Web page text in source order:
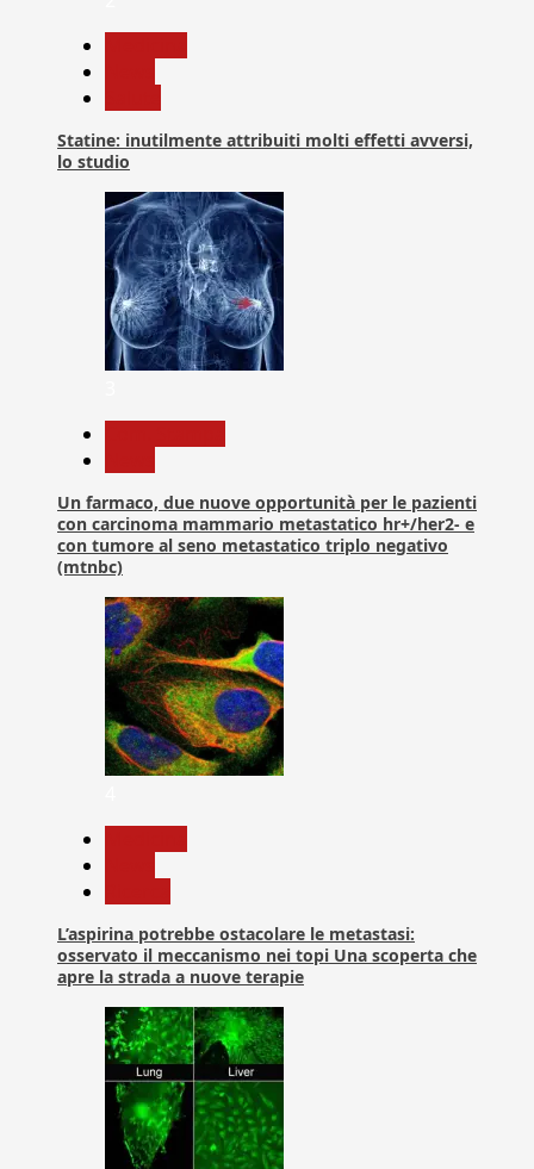
Statine: inutilmente attribuiti molti effetti avversi,
lo studio
Un farmaco, due nuove opportunità per le pazienti
con carcinoma mammario metastatico hr+/her2- e
con tumore al seno metastatico triplo negativo
(mtnbc)
L’aspirina potrebbe ostacolare le metastasi:
osservato il meccanismo nei topi Una scoperta che
apre la strada a nuove terapie